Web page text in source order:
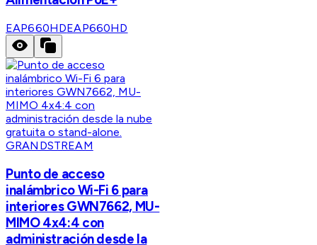
EAP660HDEAP660HD
GRANDSTREAM
Punto de acceso
inalámbrico Wi-Fi 6 para
interiores GWN7662, MU-
MIMO 4x4:4 con
administración desde la